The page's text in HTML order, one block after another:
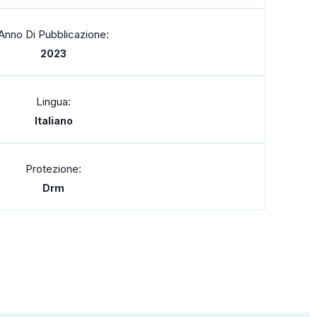
Di Pubblicazione:
2023
Lingua:
Italiano
Protezione:
Drm